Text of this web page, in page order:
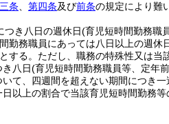
条 第四条及び前条の規定により難
つき八日の週休日(育児短時間勤務職
勤務職員にあっては八日以上の週休
する。 ただし、職務の特殊性又は当
八日(育児短時間勤務職員等、定年
て、四週間を超えない期間につき
以上の割合で当該育児短時間勤務